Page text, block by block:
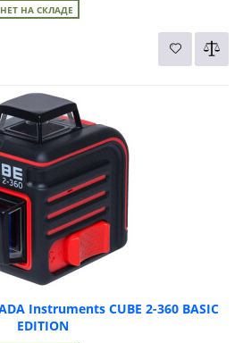
НЕТ НА СКЛАДЕ
Instruments CUBE 2-360 BASIC
EDITION